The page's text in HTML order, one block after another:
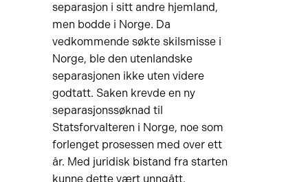
separasjon i sitt andre hjemland,
men bodde i Norge. Da
vedkommende søkte skilsmisse i
Norge, ble den utenlandske
separasjonen ikke uten videre
godtatt. Saken krevde en ny
separasjonssøknad til
Statsforvalteren i Norge, noe som
forlenget prosessen med over ett
år. Med juridisk bistand fra starten
kunne dette vært unngått.